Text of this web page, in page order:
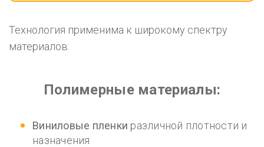
Технология применима к широкому спектру
материалов:
Полимерные материалы:
Виниловые пленки различной плотности и
назначения